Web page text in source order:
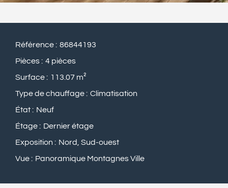
Référence
86844193
Pièces
4 pièces
Surface
113.07 m²
Type de chauffage
Climatisation
État
Neuf
Étage
Dernier étage
Exposition
Nord, Sud-ouest
Vue
Panoramique Montagnes Ville